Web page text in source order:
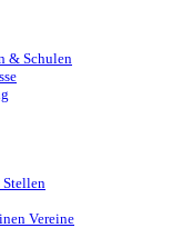
& Schulen
Stellen
Vereine